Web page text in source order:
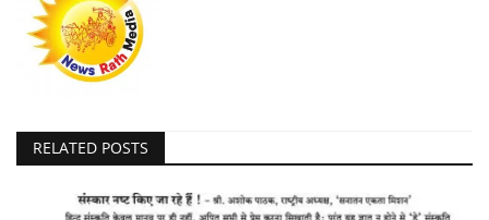
RELATED POSTS